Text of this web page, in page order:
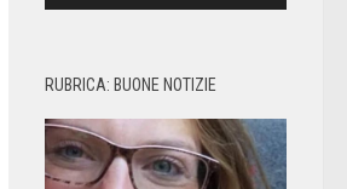
RUBRICA: BUONE NOTIZIE